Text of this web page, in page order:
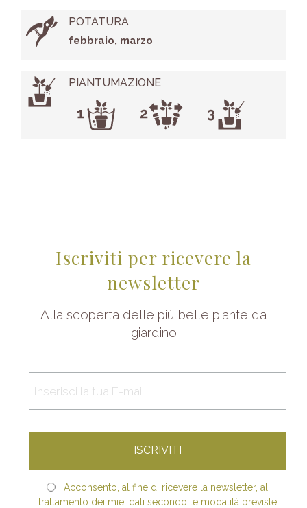
POTATURA
febbraio, marzo
PIANTUMAZIONE
Iscriviti per ricevere la
newsletter
Alla scoperta delle più belle piante da
giardino
Acconsento, al fine di ricevere la newsletter, al
trattamento dei miei dati secondo le modalità previste